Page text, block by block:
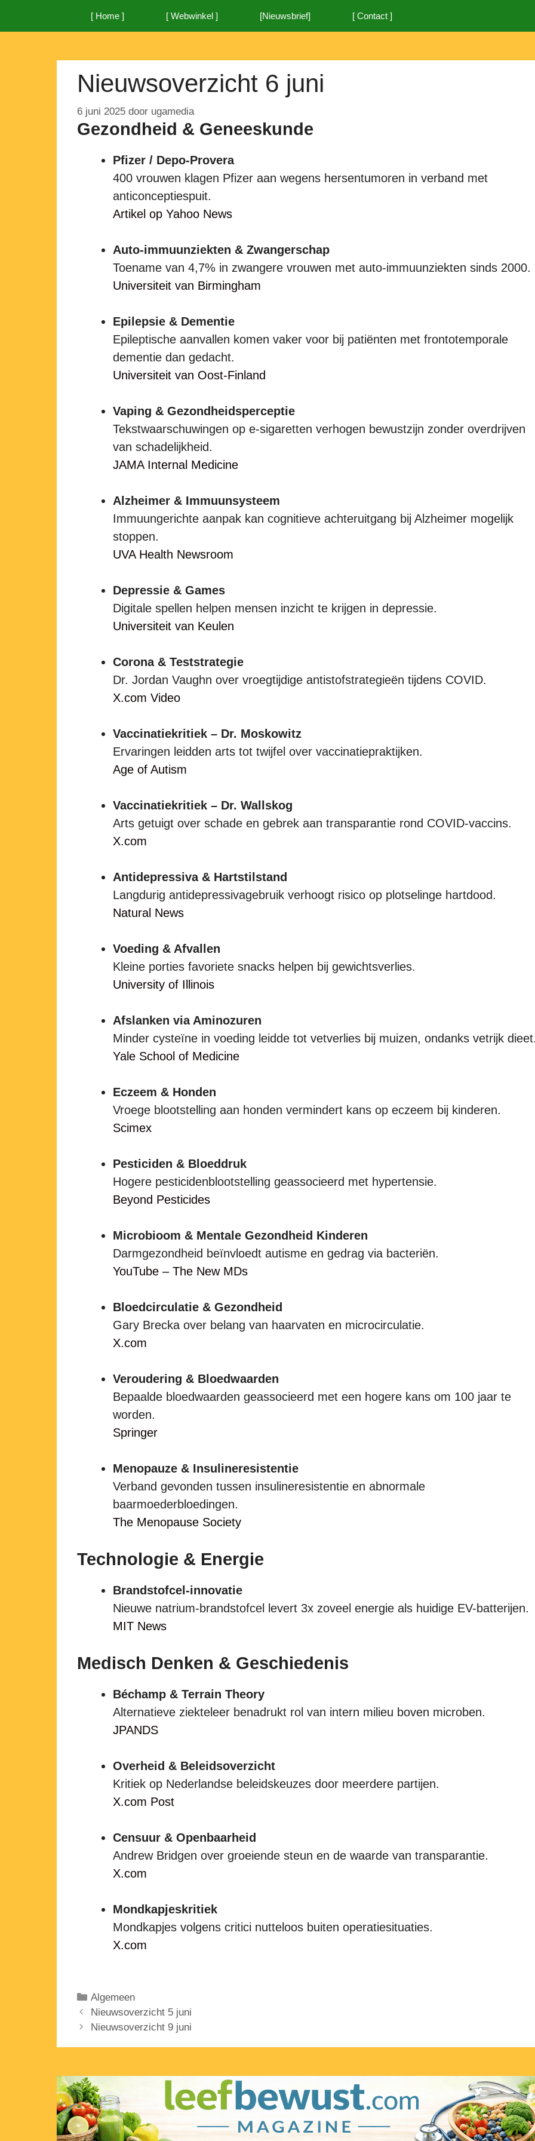
[ Home ] [ Webwinkel ] [Nieuwsbrief] [ Contact ]
Nieuwsoverzicht 6 juni
6 juni 2025 door ugamedia
Gezondheid & Geneeskunde
Pfizer / Depo-Provera
400 vrouwen klagen Pfizer aan wegens hersentumoren in verband met
anticonceptiespuit.
Artikel op Yahoo News
Auto-immuunziekten & Zwangerschap
Toename van 4,7% in zwangere vrouwen met auto-immuunziekten sinds 2000.
Universiteit van Birmingham
Epilepsie & Dementie
Epileptische aanvallen komen vaker voor bij patiënten met frontotemporale
dementie dan gedacht.
Universiteit van Oost-Finland
Vaping & Gezondheidsperceptie
Tekstwaarschuwingen op e-sigaretten verhogen bewustzijn zonder overdrijven
van schadelijkheid.
JAMA Internal Medicine
Alzheimer & Immuunsysteem
Immuungerichte aanpak kan cognitieve achteruitgang bij Alzheimer mogelijk
stoppen.
UVA Health Newsroom
Depressie & Games
Digitale spellen helpen mensen inzicht te krijgen in depressie.
Universiteit van Keulen
Corona & Teststrategie
Dr. Jordan Vaughn over vroegtijdige antistofstrategieën tijdens COVID.
X.com Video
Vaccinatiekritiek – Dr. Moskowitz
Ervaringen leidden arts tot twijfel over vaccinatiepraktijken.
Age of Autism
Vaccinatiekritiek – Dr. Wallskog
Arts getuigt over schade en gebrek aan transparantie rond COVID-vaccins.
X.com
Antidepressiva & Hartstilstand
Langdurig antidepressivagebruik verhoogt risico op plotselinge hartdood.
Natural News
Voeding & Afvallen
Kleine porties favoriete snacks helpen bij gewichtsverlies.
University of Illinois
Afslanken via Aminozuren
Minder cysteïne in voeding leidde tot vetverlies bij muizen, ondanks vetrijk
Yale School of Medicine
Eczeem & Honden
Vroege blootstelling aan honden vermindert kans op eczeem bij kinderen.
Scimex
Pesticiden & Bloeddruk
Hogere pesticidenblootstelling geassocieerd met hypertensie.
Beyond Pesticides
Microbioom & Mentale Gezondheid Kinderen
Darmgezondheid beïnvloedt autisme en gedrag via bacteriën.
YouTube – The New MDs
Bloedcirculatie & Gezondheid
Gary Brecka over belang van haarvaten en microcirculatie.
X.com
Veroudering & Bloedwaarden
Bepaalde bloedwaarden geassocieerd met een hogere kans om 100 jaar te
worden.
Springer
Menopauze & Insulineresistentie
Verband gevonden tussen insulineresistentie en abnormale
baarmoederbloedingen.
The Menopause Society
Technologie & Energie
Brandstofcel-innovatie
Nieuwe natrium-brandstofcel levert 3x zoveel energie als huidige EV-batterijen.
MIT News
Medisch Denken & Geschiedenis
Béchamp & Terrain Theory
Alternatieve ziekteleer benadrukt rol van intern milieu boven microben.
JPANDS
Overheid & Beleidsoverzicht
Kritiek op Nederlandse beleidskeuzes door meerdere partijen.
X.com Post
Censuur & Openbaarheid
Andrew Bridgen over groeiende steun en de waarde van transparantie.
X.com
Mondkapjeskritiek
Mondkapjes volgens critici nutteloos buiten operatiesituaties.
X.com
Categorieën
Algemeen
Nieuwsoverzicht 5 juni
Nieuwsoverzicht 9 juni